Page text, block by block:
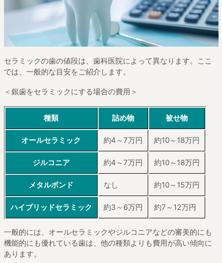
セラミックの歯の値段は、歯科医院によって異なります。ここ
では、一般的な目安をご紹介します。
＜銀歯をセラミックにする場合の費用＞
種類 詰め物 被せ物
オールセラミック 約4～7万円 約10～18万円
ジルコニア 約4～7万円 約10～18万円
メタルボンド なし 約10～15万円
ハイブリッドセラミック 約3～6万円 約7～12万円
一般的には、オールセラミックやジルコニアなどの審美的にも
機能的にも優れている歯は、他の種類よりも費用が高い傾向に
あります。